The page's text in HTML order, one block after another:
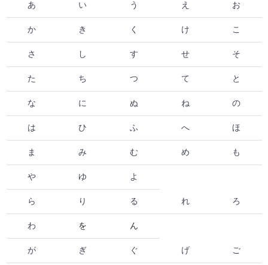
あ い う え お
か き く け こ
さ し す せ そ
た ち つ て と
な に ぬ ね の
は ひ ふ へ ほ
ま み む め も
や ゆ よ
ら り る れ ろ
わ を ん
が ぎ ぐ げ ご